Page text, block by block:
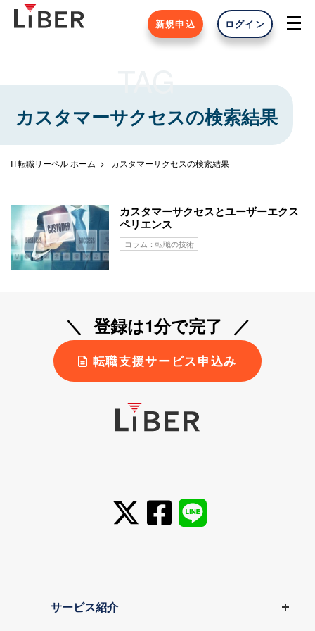
新規申込 ログイン
TAG
カスタマーサクセスの検索結果
IT転職リーベル ホーム カスタマーサクセスの検索結果
カスタマーサクセスとユーザーエクス
ペリエンス
コラム：転職の技術
登録は1分で完了
転職支援サービス申込み
サービス紹介